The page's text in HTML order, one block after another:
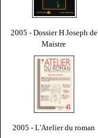
2005 - Dossier H Joseph de
Maistre
2005 - L'Atelier du roman